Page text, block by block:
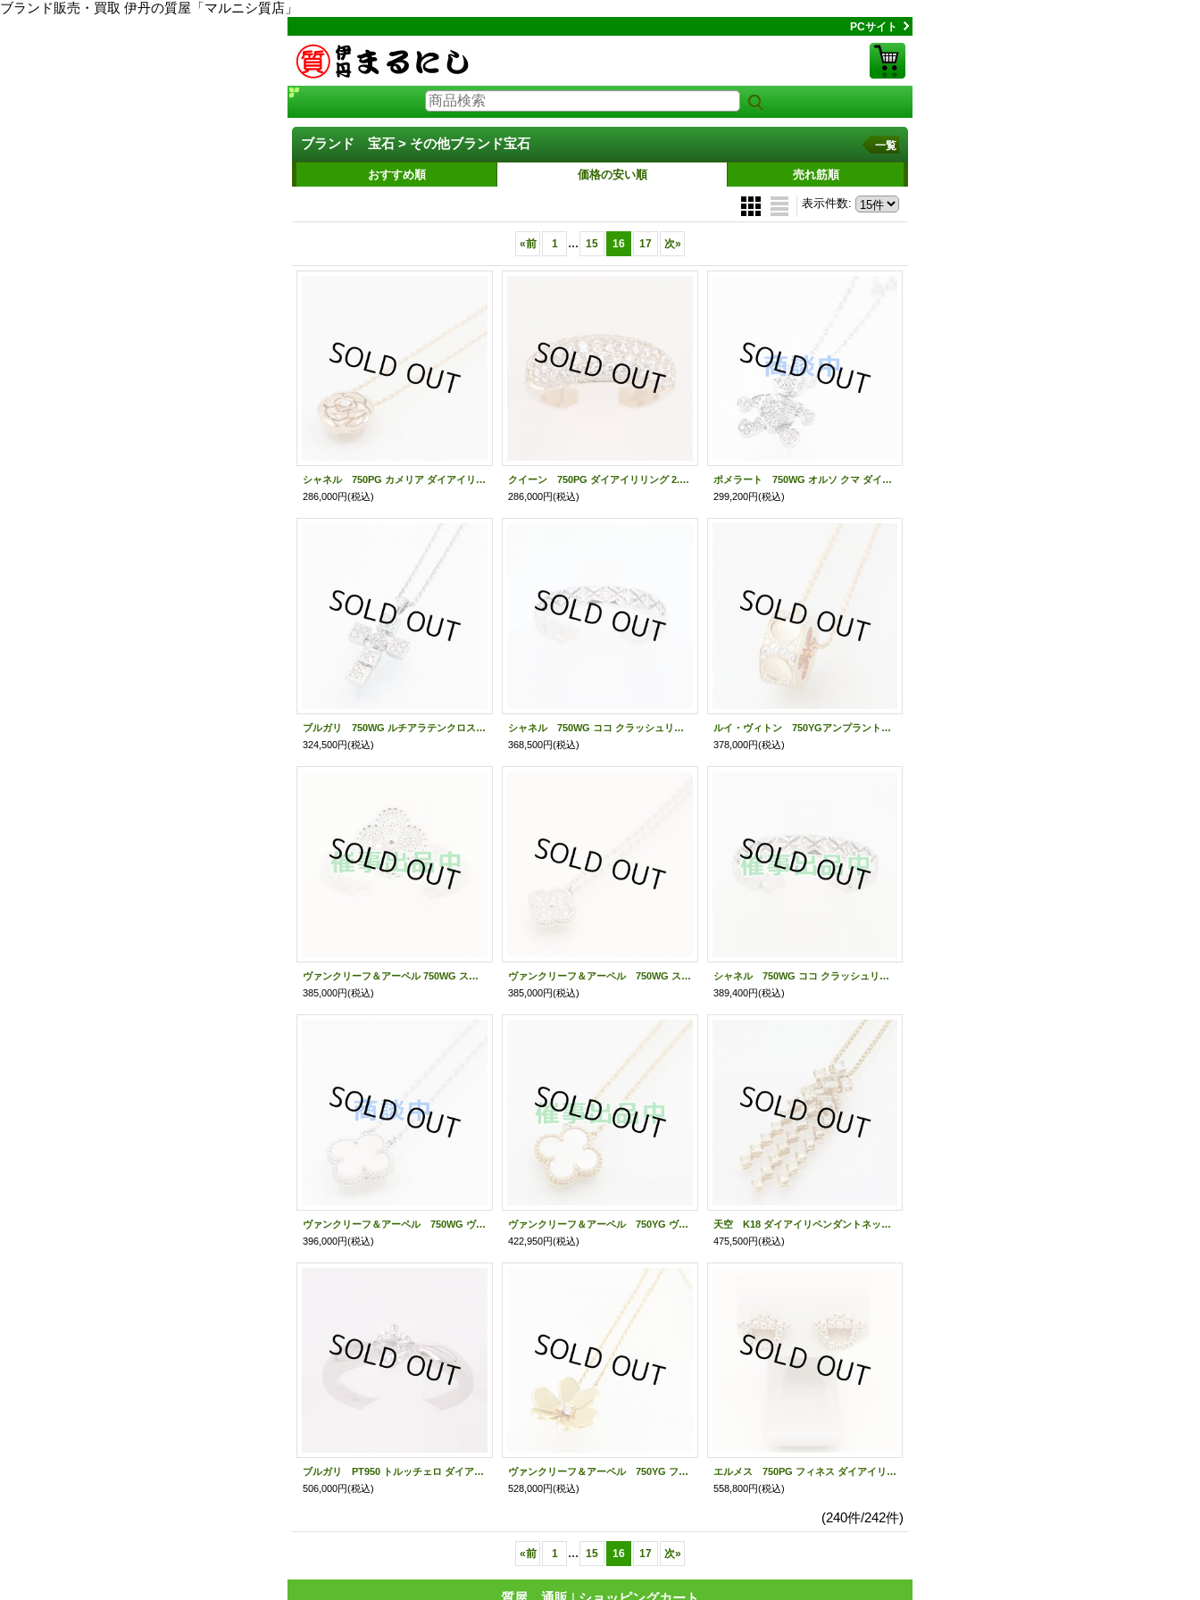
ブランド販売・買取 伊丹の質屋「マルニシ質店」
PCサイト
ブランド 宝石 > その他ブランド宝石 一覧
おすすめ順 価格の安い順 売れ筋順
表示件数:
«前 1 ... 15 16 17 次»
シャネル 750PG カメリア ダイアイリネックレス J11660 4.10g
286,000円(税込)
クイーン 750PG ダイアイリリング 2.00ct 6.90g
286,000円(税込)
ポメラート 750WG オルソ クマ ダイアイリペンダントネックレス 13.30g
299,200円(税込)
ブルガリ 750WG ルチアラテンクロス ダイアイリペンダントネックレス 13.00g
324,500円(税込)
シャネル 750WG ココ クラッシュリング J11871 3.40g
368,500円(税込)
ルイ・ヴィトン 750YGアンプラントGM Q93165 0.80 15.50g
378,000円(税込)
ヴァンクリーフ＆アーペル 750WG スウィートアルハンブラ ダイアイリリング 3.40g
385,000円(税込)
ヴァンクリーフ＆アーペル 750WG スウィート アルハンブラ ペンダント 0.08ct 3.50g
385,000円(税込)
シャネル 750WG ココ クラッシュリング J11871 3.40g
389,400円(税込)
ヴァンクリーフ＆アーペル 750WG ヴィンテージ アルハンブラ ペンダント VCARF48700 5.30g
396,000円(税込)
ヴァンクリーフ＆アーペル 750YG ヴィンテージ アルハンブラ ペンダントネックレス 5.10g
422,950円(税込)
天空 K18 ダイアイリペンダントネックレス 2.91ct 0.06ct 14.00g
475,500円(税込)
ブルガリ PT950 トルッチェロ ダイアイリリング 0.50ct 5.50g
506,000円(税込)
ヴァンクリーフ＆アーペル 750YG フリヴォルペンダント ラージモデル ネックレス 9.30g
528,000円(税込)
エルメス 750PG フィネス ダイアイリピアス 0.92ct(34P) 4.10g
558,800円(税込)
(240件/242件)
«前 1 ... 15 16 17 次»